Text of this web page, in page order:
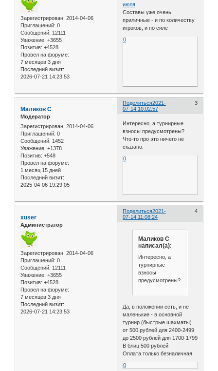
Зарегистрирован: 2014-04-06
Приглашений: 0
Сообщений: 12111
Уважение: +3655
Позитив: +4528
Провел на форуме:
7 месяцев 3 дня
Последний визит:
2026-07-21 14:23:53
июля
Составы уже очень
приличные - и по количеству
игроков, и по силе
0
Поделиться 3
2021-
07-14 10:02:57
Маликов С
Модератор
Зарегистрирован: 2014-04-06
Приглашений: 0
Сообщений: 1452
Уважение: +1378
Позитив: +548
Провел на форуме:
1 месяц 15 дней
Последний визит:
2025-04-06 19:29:05
Интересно, а турнирные
взносы предусмотрены?
Что-то про это ничего не
сказано.
0
Поделиться 4
2021-
07-14 11:08:24
xuser
Администратор
Зарегистрирован: 2014-04-06
Приглашений: 0
Сообщений: 12111
Уважение: +3655
Позитив: +4528
Провел на форуме:
7 месяцев 3 дня
Последний визит:
2026-07-21 14:23:53
Маликов С
написал(а):
Интересно, а
турнирные
взносы
предусмотрены?
Да, в положении есть, и не
маленькие - в основной
турнир (быстрые шахматы)
от 500 рублей для 2400-2499
до 2500 рублей для 1700-1799
В блиц 500 рублей
Оплата только безналичная
0